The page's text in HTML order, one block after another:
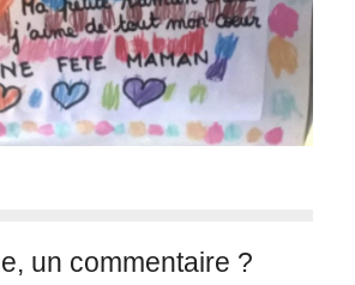
un commentaire ?